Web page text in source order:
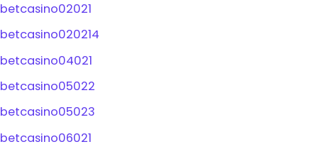
betcasino02021
betcasino020214
betcasino04021
betcasino05022
betcasino05023
betcasino06021